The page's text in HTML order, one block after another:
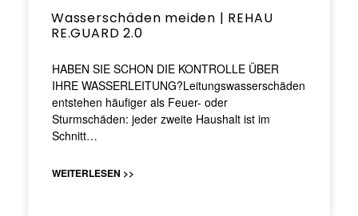
Wasserschäden meiden | REHAU
RE.GUARD 2.0
HABEN SIE SCHON DIE KONTROLLE ÜBER
IHRE WASSERLEITUNG?Leitungswasserschäden
entstehen häufiger als Feuer- oder
Sturmschäden: jeder zweite Haushalt ist im
Schnitt…
WEITERLESEN >>